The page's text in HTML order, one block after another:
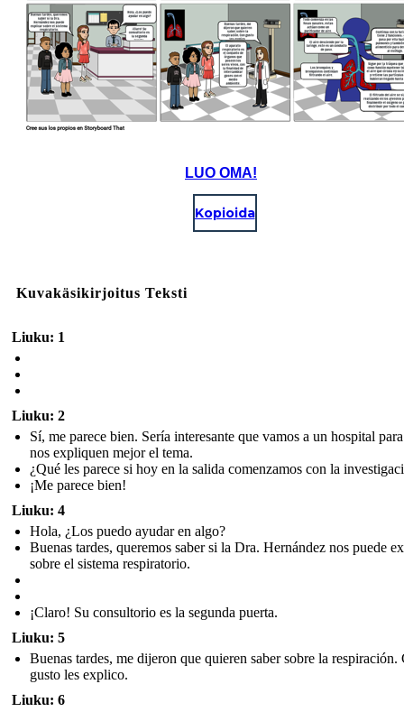
LUO OMA!
Kopioida
Kuvakäsikirjoitus Teksti
Liuku: 1
Liuku: 2
Sí, me parece bien. Sería interesante que vamos a un hospital
nos expliquen mejor el tema.
¿Qué les parece si hoy en la salida comenzamos con la
¡Me parece bien!
Liuku: 4
Hola, ¿Los puedo ayudar en algo?
Buenas tardes, queremos saber si la Dra. Hernández nos puede
sobre el sistema respiratorio.
¡Claro! Su consultorio es la segunda puerta.
Liuku: 5
Buenas tardes, me dijeron que quieren saber sobre la respiración.
gusto les explico.
Liuku: 6